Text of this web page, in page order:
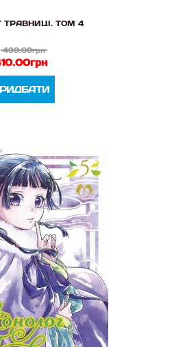
ТРАВНИЦІ. ТОМ 4
430.00грн